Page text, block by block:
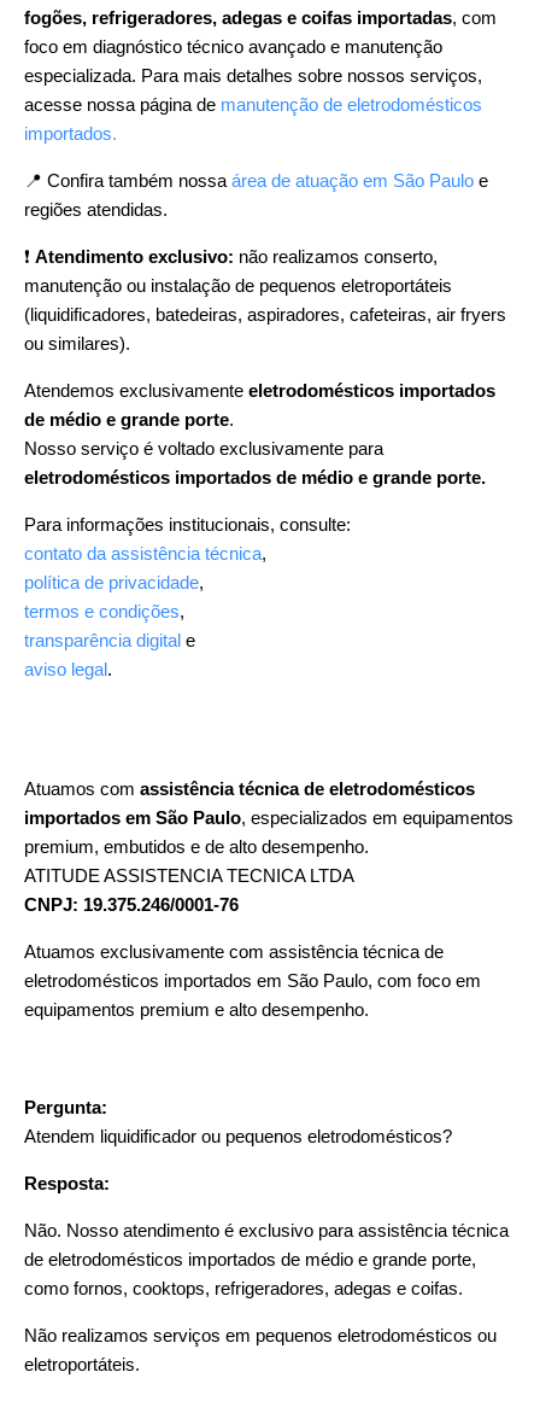
fogões, refrigeradores, adegas e coifas importadas, com
foco em diagnóstico técnico avançado e manutenção
especializada. Para mais detalhes sobre nossos serviços,
acesse nossa página de manutenção de eletrodomésticos
importados.
📍 Confira também nossa área de atuação em São Paulo e
regiões atendidas.
❗ Atendimento exclusivo: não realizamos conserto,
manutenção ou instalação de pequenos eletroportáteis
(liquidificadores, batedeiras, aspiradores, cafeteiras, air fryers
ou similares).
Atendemos exclusivamente eletrodomésticos importados
de médio e grande porte.
Nosso serviço é voltado exclusivamente para
eletrodomésticos importados de médio e grande porte.
Para informações institucionais, consulte:
contato da assistência técnica,
política de privacidade,
termos e condições,
transparência digital e
aviso legal.
Atuamos com assistência técnica de eletrodomésticos
importados em São Paulo, especializados em equipamentos
premium, embutidos e de alto desempenho.
ATITUDE ASSISTENCIA TECNICA LTDA
CNPJ: 19.375.246/0001-76
Atuamos exclusivamente com assistência técnica de
eletrodomésticos importados em São Paulo, com foco em
equipamentos premium e alto desempenho.
Pergunta:
Atendem liquidificador ou pequenos eletrodomésticos?
Resposta:
Não. Nosso atendimento é exclusivo para assistência técnica
de eletrodomésticos importados de médio e grande porte,
como fornos, cooktops, refrigeradores, adegas e coifas.
Não realizamos serviços em pequenos eletrodomésticos ou
eletroportáteis.